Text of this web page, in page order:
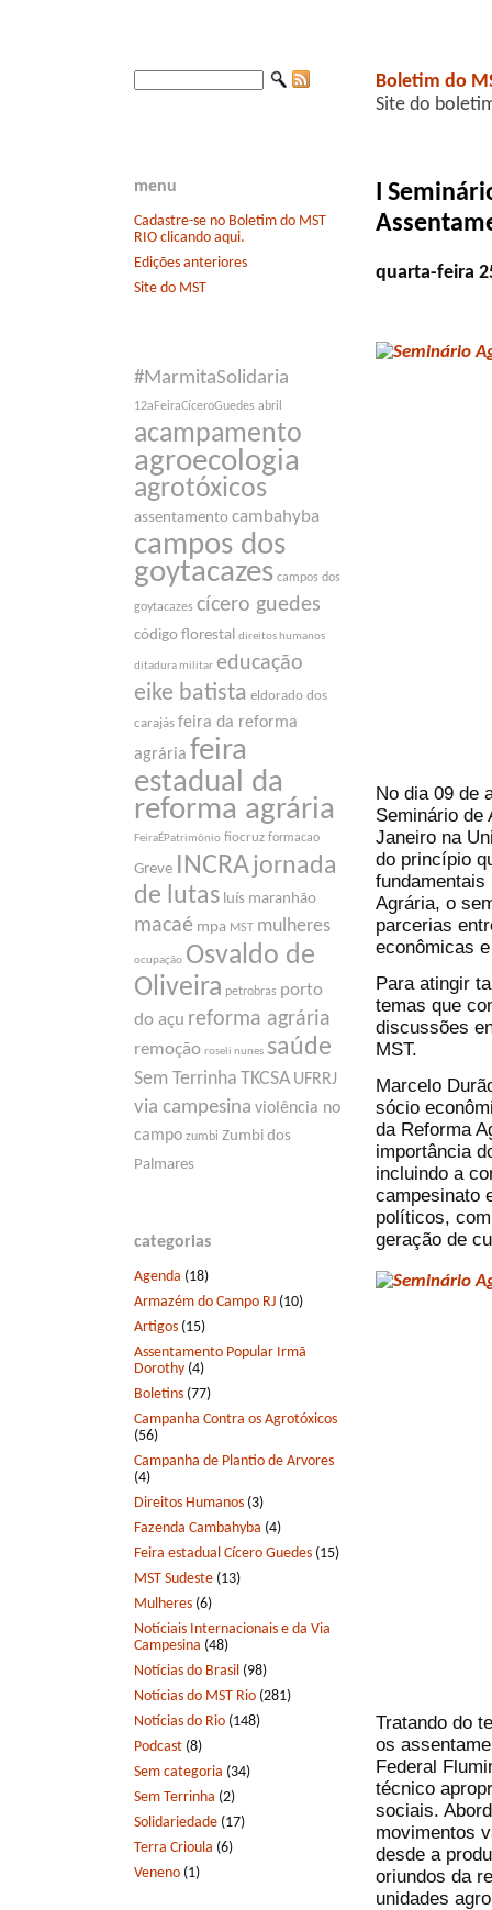
menu
Cadastre-se no Boletim do MST
RIO clicando aqui.
Edições anteriores
Site do MST
#MarmitaSolidaria
12aFeiraCíceroGuedes abril
acampamento
agroecologia
agrotóxicos
assentamento cambahyba
campos dos
goytacazes campos dos
goytacazes cícero guedes
código florestal direitos humanos
ditadura militar educação
eike batista eldorado dos
carajás feira da reforma
agrária feira
estadual da
reforma agrária
FeiraÉPatrimônio fiocruz formacao
Greve INCRA jornada
de lutas luís maranhão
macaé mpa MST mulheres
ocupação Osvaldo de
Oliveira petrobras porto
do açu reforma agrária
remoção roseli nunes saúde
Sem Terrinha TKCSA UFRRJ
via campesina violência no
campo zumbi Zumbi dos
Palmares
categorias
Agenda (18)
Armazém do Campo RJ (10)
Artigos (15)
Assentamento Popular Irmã
Dorothy (4)
Boletins (77)
Campanha Contra os Agrotóxicos
(56)
Campanha de Plantio de Arvores
(4)
Direitos Humanos (3)
Fazenda Cambahyba (4)
Feira estadual Cícero Guedes (15)
MST Sudeste (13)
Mulheres (6)
Notíciais Internacionais e da Via
Campesina (48)
Notícias do Brasil (98)
Notícias do MST Rio (281)
Notícias do Rio (148)
Podcast (8)
Sem categoria (34)
Sem Terrinha (2)
Solidariedade (17)
Terra Crioula (6)
Veneno (1)
Boletim do
Site do
I
quarta-feira
No dia 09 de
Seminário de
Janeiro na
do princípio
Agrária, o
parcerias
econômicas
Para atingir
temas que
discussões
MST.
Marcelo
sócio
da Reforma
importância
incluindo a
campesinato
políticos,
geração de
Tratando do
os
Federal
técnico
sociais.
movimentos
desde a
oriundos da
unidades